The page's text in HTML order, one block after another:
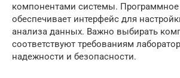
компонентами системы. Программное
обеспечивает интерфейс для
анализа данных. Важно выбирать
соответствуют требованиям
надежности и безопасности.